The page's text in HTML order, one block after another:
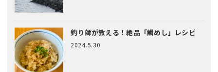
釣り師が教える！絶品「鯛めし」レシピ
2024.5.30